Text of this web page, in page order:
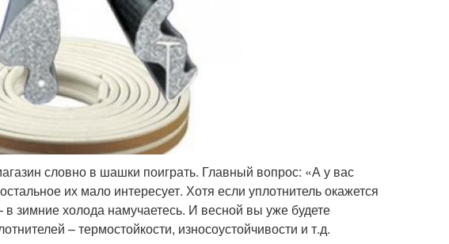
словно в шашки поиграть. Главный вопрос: «А у вас
их мало интересует. Хотя если уплотнитель окажется
зимние холода намучаетесь. И весной вы уже будете
– термостойкости, износоустойчивости и т.д.